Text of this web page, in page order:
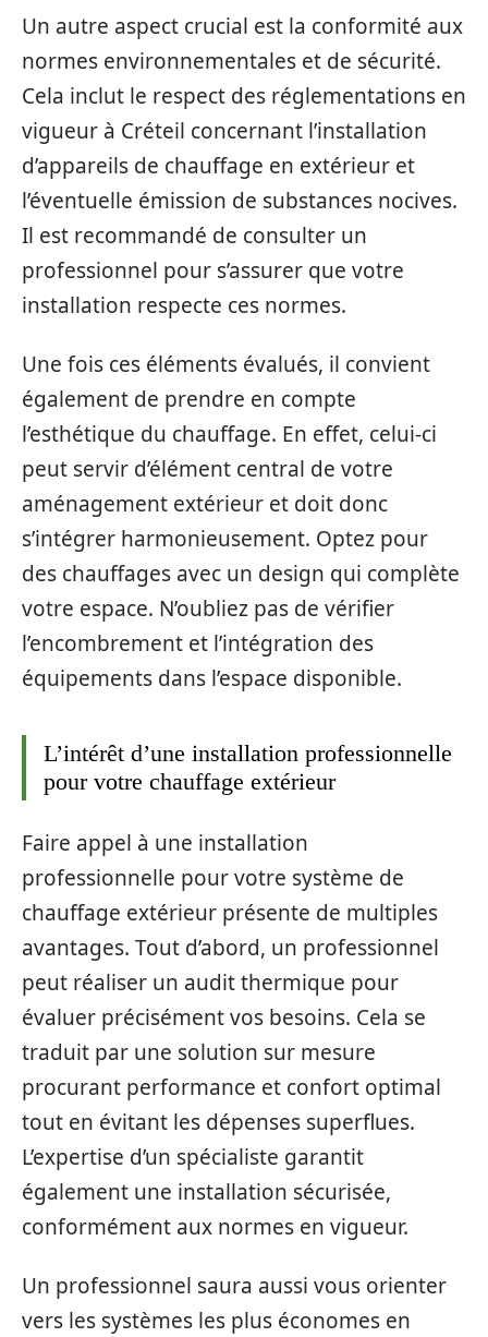
Un autre aspect crucial est la conformité aux
normes environnementales et de sécurité.
Cela inclut le respect des réglementations en
vigueur à Créteil concernant l’installation
d’appareils de chauffage en extérieur et
l’éventuelle émission de substances nocives.
Il est recommandé de consulter un
professionnel pour s’assurer que votre
installation respecte ces normes.
Une fois ces éléments évalués, il convient
également de prendre en compte
l’esthétique du chauffage. En effet, celui-ci
peut servir d’élément central de votre
aménagement extérieur et doit donc
s’intégrer harmonieusement. Optez pour
des chauffages avec un design qui complète
votre espace. N’oubliez pas de vérifier
l’encombrement et l’intégration des
équipements dans l’espace disponible.
L’intérêt d’une installation professionnelle
pour votre chauffage extérieur
Faire appel à une installation
professionnelle pour votre système de
chauffage extérieur présente de multiples
avantages. Tout d’abord, un professionnel
peut réaliser un audit thermique pour
évaluer précisément vos besoins. Cela se
traduit par une solution sur mesure
procurant performance et confort optimal
tout en évitant les dépenses superflues.
L’expertise d’un spécialiste garantit
également une installation sécurisée,
conformément aux normes en vigueur.
Un professionnel saura aussi vous orienter
vers les systèmes les plus économes en